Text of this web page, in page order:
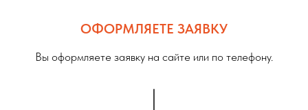
ОФОРМЛЯЕТЕ ЗАЯВКУ
Вы оформляете заявку на сайте или по телефону.